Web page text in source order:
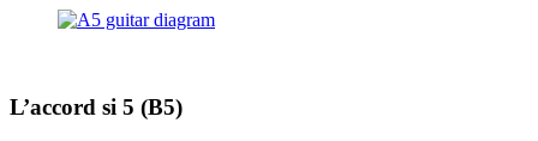
L’accord si 5 (B5)